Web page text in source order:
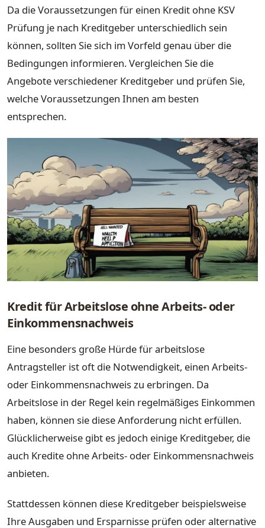
Da die Voraussetzungen für einen Kredit ohne KSV
Prüfung je nach Kreditgeber unterschiedlich sein
können, sollten Sie sich im Vorfeld genau über die
Bedingungen informieren. Vergleichen Sie die
Angebote verschiedener Kreditgeber und prüfen Sie,
welche Voraussetzungen Ihnen am besten
entsprechen.
Kredit für Arbeitslose ohne Arbeits- oder
Einkommensnachweis
Eine besonders große Hürde für arbeitslose
Antragsteller ist oft die Notwendigkeit, einen Arbeits-
oder Einkommensnachweis zu erbringen. Da
Arbeitslose in der Regel kein regelmäßiges Einkommen
haben, können sie diese Anforderung nicht erfüllen.
Glücklicherweise gibt es jedoch einige Kreditgeber, die
auch Kredite ohne Arbeits- oder Einkommensnachweis
anbieten.
Stattdessen können diese Kreditgeber beispielsweise
Ihre Ausgaben und Ersparnisse prüfen oder alternative